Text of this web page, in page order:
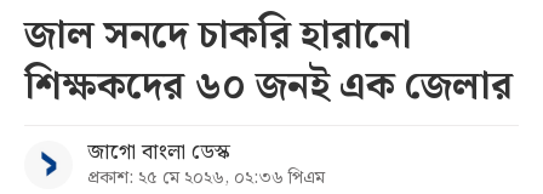
সর্বশেষ
বিভাগ
জাল সনদে চাকরি হারানো
শিক্ষকদের ৬০ জনই এক জেলার
জাগো বাংলা ডেস্ক
প্রকাশ: ২৫ মে ২০২৬, ০২:৩৬ পিএম